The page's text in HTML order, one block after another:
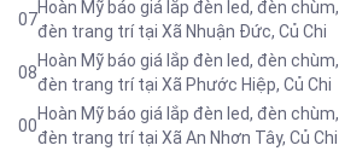
07
Hoàn Mỹ báo giá lắp đèn led, đèn chùm,
đèn trang trí tại Xã Nhuận Đức, Củ Chi
08
Hoàn Mỹ báo giá lắp đèn led, đèn chùm,
đèn trang trí tại Xã Phước Hiệp, Củ Chi
00
Hoàn Mỹ báo giá lắp đèn led, đèn chùm,
đèn trang trí tại Xã An Nhơn Tây, Củ Chi